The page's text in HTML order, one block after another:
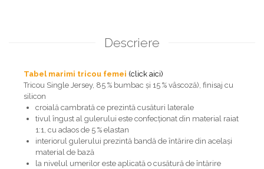
Descriere
Tabel marimi tricou femei (click aici)
Tricou Single Jersey, 85 % bumbac şi 15 % vâscoză), finisaj cu
silicon
croială cambrată ce prezintă cusături laterale
tivul îngust al gulerului este confecționat din material raiat
1:1, cu adaos de 5 % elastan
interiorul gulerului prezintă bandă de întărire din același
material de bază
la nivelul umerilor este aplicată o cusătură de întărire